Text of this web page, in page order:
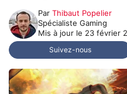
Par Thibaut Popelier
Spécialiste Gaming
Mis à jour le 23 février
Suivez-nous